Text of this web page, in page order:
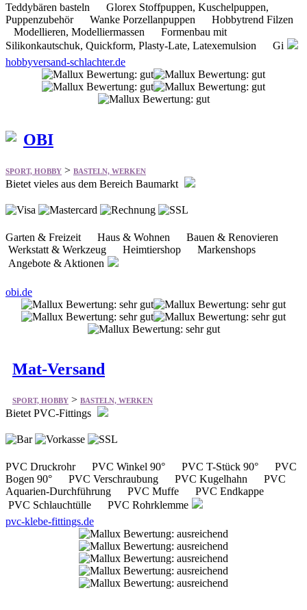
Teddybären basteln Glorex Stoffpuppen, Kuschelpuppen,
Puppenzubehör Wanke Porzellanpuppen Hobbytrend Filzen
Modellieren, Modelliermassen Formenbau mit
Silikonkautschuk, Quickform, Plasty-Late, Latexemulsion Gi
hobbyversand-schlachter.de
OBI
SPORT, HOBBY > BASTELN, WERKEN
Bietet vieles aus dem Bereich Baumarkt
Garten & Freizeit Haus & Wohnen Bauen & Renovieren
Werkstatt & Werkzeug Heimtiershop Markenshops
Angebote & Aktionen
obi.de
Mat-Versand
SPORT, HOBBY > BASTELN, WERKEN
Bietet PVC-Fittings
PVC Druckrohr PVC Winkel 90° PVC T-Stück 90° PVC
Bogen 90° PVC Verschraubung PVC Kugelhahn PVC
Aquarien-Durchführung PVC Muffe PVC Endkappe
PVC Schlauchtülle PVC Rohrklemme
pvc-klebe-fittings.de